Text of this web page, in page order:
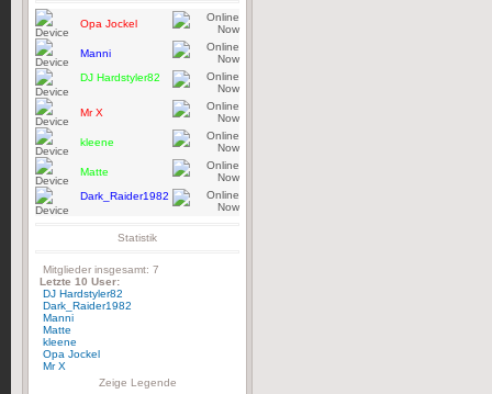
Opa Jockel
Manni
DJ Hardstyler82
Mr X
kleene
Matte
Dark_Raider1982
Statistik
Mitglieder insgesamt: 7
Letzte 10 User:
DJ Hardstyler82
Dark_Raider1982
Manni
Matte
kleene
Opa Jockel
Mr X
Zeige Legende